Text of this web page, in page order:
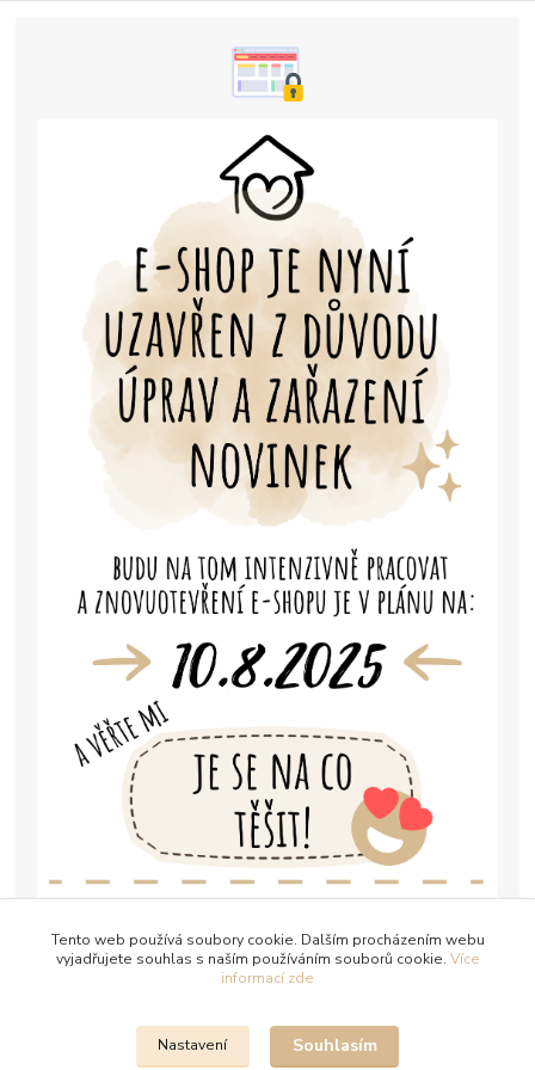
Tento web používá soubory cookie. Dalším procházením webu
vyjadřujete souhlas s naším používáním souborů cookie. Více
informací zde
Nastavení Souhlasím